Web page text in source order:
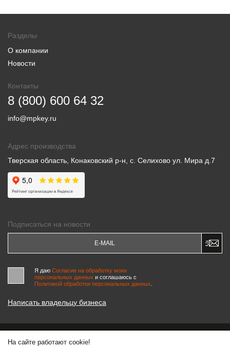
Разделы
О компании
Новости
Контакты
8 (800) 600 64 32
info@mpkey.ru
Адрес производства
Тверская область, Конаковский р-н, с. Селихово ул. Мира д.7
Подписаться на новости
Я даю Согласие на обработку моих
персональных данных и соглашаюсь c
Политикой обработки персональных данных
Написать владельцу бизнеса
© 2000-2026 «МАСТЕРСКИЕ ПИНЧУКА»
На сайте работают cookie!